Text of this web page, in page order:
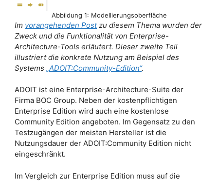
Abbildung 1: Modellierungsoberfläche
Im vorangehenden Postzu diesem Thema wurden der
Zweck und die Funktionalität von Enterprise-
Architecture-Tools erläutert. Dieser zweite Teil
illustriert die konkrete Nutzung am Beispiel des
Systems „ADOIT:Community-Edition“.
ADOIT ist eine Enterprise-Architecture-Suite der
Firma BOC Group. Neben der kostenpflichtigen
Enterprise Edition wird auch eine kostenlose
Community Edition angeboten. Im Gegensatz zu den
Testzugängen der meisten Hersteller ist die
Nutzungsdauer der ADOIT:Community Edition nicht
eingeschränkt.
Im Vergleich zur Enterprise Edition muss auf die